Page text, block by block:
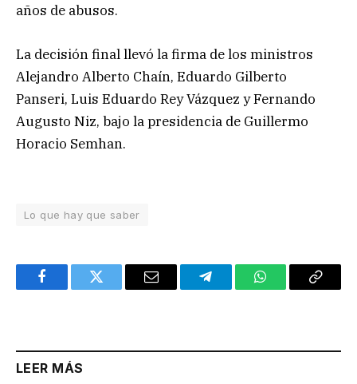
años de abusos.
La decisión final llevó la firma de los ministros
Alejandro Alberto Chaín, Eduardo Gilberto
Panseri, Luis Eduardo Rey Vázquez y Fernando
Augusto Niz, bajo la presidencia de Guillermo
Horacio Semhan.
Lo que hay que saber
FacebookTwitter Email TelegramWhatsAppCopy
LEER MÁS